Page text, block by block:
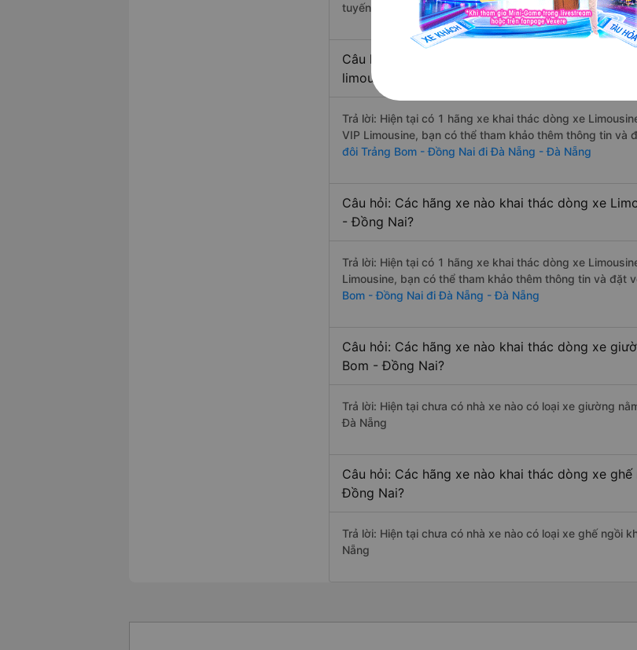
tuyến đường này có chất lượng xuất sắc.
Câu hỏi: Có loại xe Trảng Bom - Đồng Nai Đà
limousine phòng đôi không?
Trả lời: Hiện tại có 1 hãng xe khai thác dòng xe
VIP Limousine, bạn có thể tham khảo thêm thông tin và
đôi Trảng Bom - Đồng Nai đi Đà Nẵng - Đà Nẵng
Câu hỏi: Các hãng xe nào khai thác dòng xe
- Đồng Nai?
Trả lời: Hiện tại có 1 hãng xe khai thác dòng xe
Limousine, bạn có thể tham khảo thêm thông tin và đặt
Bom - Đồng Nai đi Đà Nẵng - Đà Nẵng
Câu hỏi: Các hãng xe nào khai thác dòng xe
Bom - Đồng Nai?
Trả lời: Hiện tại chưa có nhà xe nào có loại xe giường
Đà Nẵng
Câu hỏi: Các hãng xe nào khai thác dòng xe
Đồng Nai?
Trả lời: Hiện tại chưa có nhà xe nào có loại xe ghế ngồi
Nẵng